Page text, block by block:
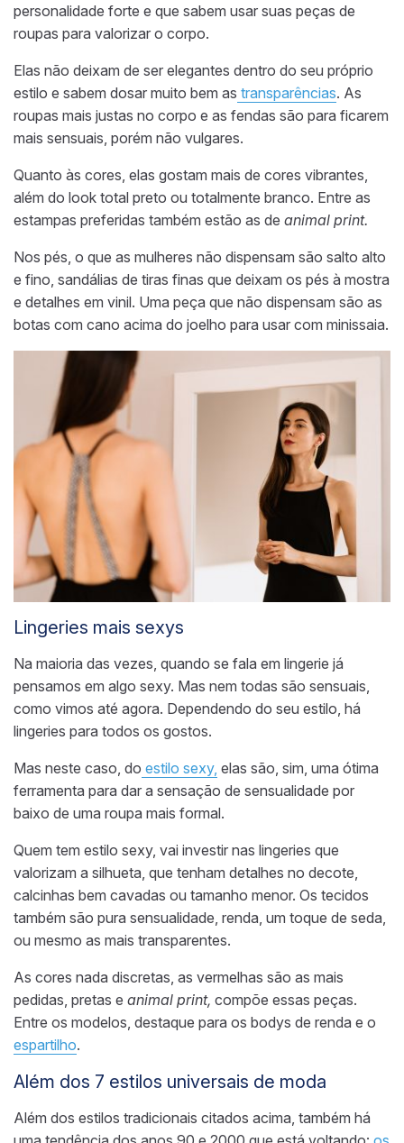
personalidade forte e que sabem usar suas peças de
roupas para valorizar o corpo.
Elas não deixam de ser elegantes dentro do seu próprio
estilo e sabem dosar muito bem as transparências. As
roupas mais justas no corpo e as fendas são para ficarem
mais sensuais , porém não vulgares.
Quanto às cores, elas gostam mais de cores vibrantes,
além do look total preto ou totalmente branco. Entre as
estampas preferidas também estão as de animal print.
Nos pés, o que as mulheres não dispensam são salto alto
e fino, sandálias de tiras finas que deixam os pés à mostra
e detalhes em vinil. Uma peça que não dispensam são as
botas com cano acima do joelho para usar com minissaia.
Lingeries mais sexys
Na maioria das vezes, quando se fala em lingerie já
pensamos em algo sexy. Mas nem todas são sensuais,
como vimos até agora. Dependendo do seu estilo, há
lingeries para todos os gostos.
Mas neste caso, do estilo sexy, elas são, sim, uma ótima
ferramenta para dar a sensação de sensualidade por
baixo de uma roupa mais formal.
Quem tem estilo sexy, vai investir nas lingeries que
valorizam a silhueta, que tenham detalhes no decote,
calcinhas bem cavadas ou tamanho menor. Os tecidos
também são pura sensualidade, renda, um toque de seda,
ou mesmo as mais transparentes.
As cores nada discretas, as vermelhas são as mais
pedidas, pretas e animal print, compõe essas peças.
Entre os modelos, destaque para os bodys de renda e o
espartilho.
Além dos 7 estilos universais de moda
Além dos estilos tradicionais citados acima, também há